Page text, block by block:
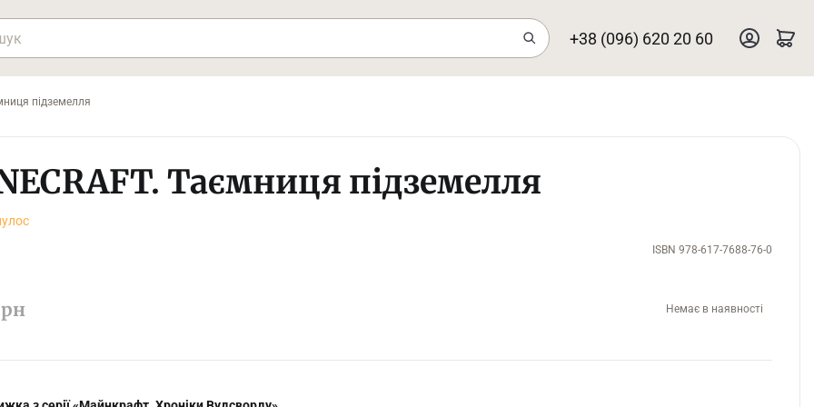
+38 (096) 620 20 60
підземелля
Таємниця підземелля
ISBN 978-617-7688-76-0
Немає в наявності